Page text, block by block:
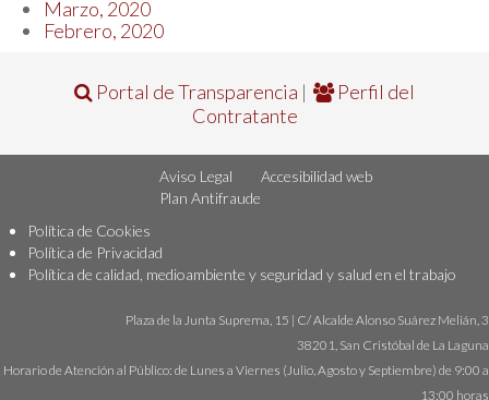
Marzo, 2020
Febrero, 2020
Portal de Transparencia |
Perfil del
Contratante
Aviso Legal
Accesibilidad web
Plan Antifraude
Política de Cookies
Política de Privacidad
Política de calidad, medioambiente y seguridad y salud en el trabajo
Plaza de la Junta Suprema, 15 | C/ Alcalde Alonso Suárez Melián, 3
38201, San Cristóbal de La Laguna
Horario de Atención al Público: de Lunes a Viernes (Julio, Agosto y Septiembre) de 9:00 a
13:00 horas